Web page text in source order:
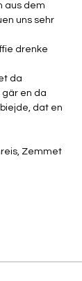
aus dem
uns sehr
drenke
da
gär en da
dat en
Zemmet